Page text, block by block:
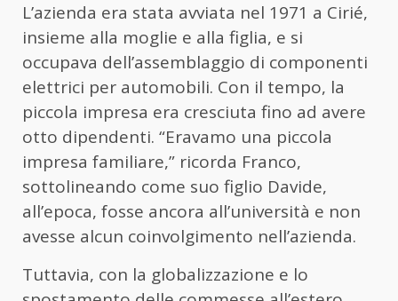
L’azienda era stata avviata nel 1971 a Cirié,
insieme alla moglie e alla figlia, e si
occupava dell’assemblaggio di componenti
elettrici per automobili. Con il tempo, la
piccola impresa era cresciuta fino ad avere
otto dipendenti. “Eravamo una piccola
impresa familiare,” ricorda Franco,
sottolineando come suo figlio Davide,
all’epoca, fosse ancora all’università e non
avesse alcun coinvolgimento nell’azienda.
Tuttavia, con la globalizzazione e lo